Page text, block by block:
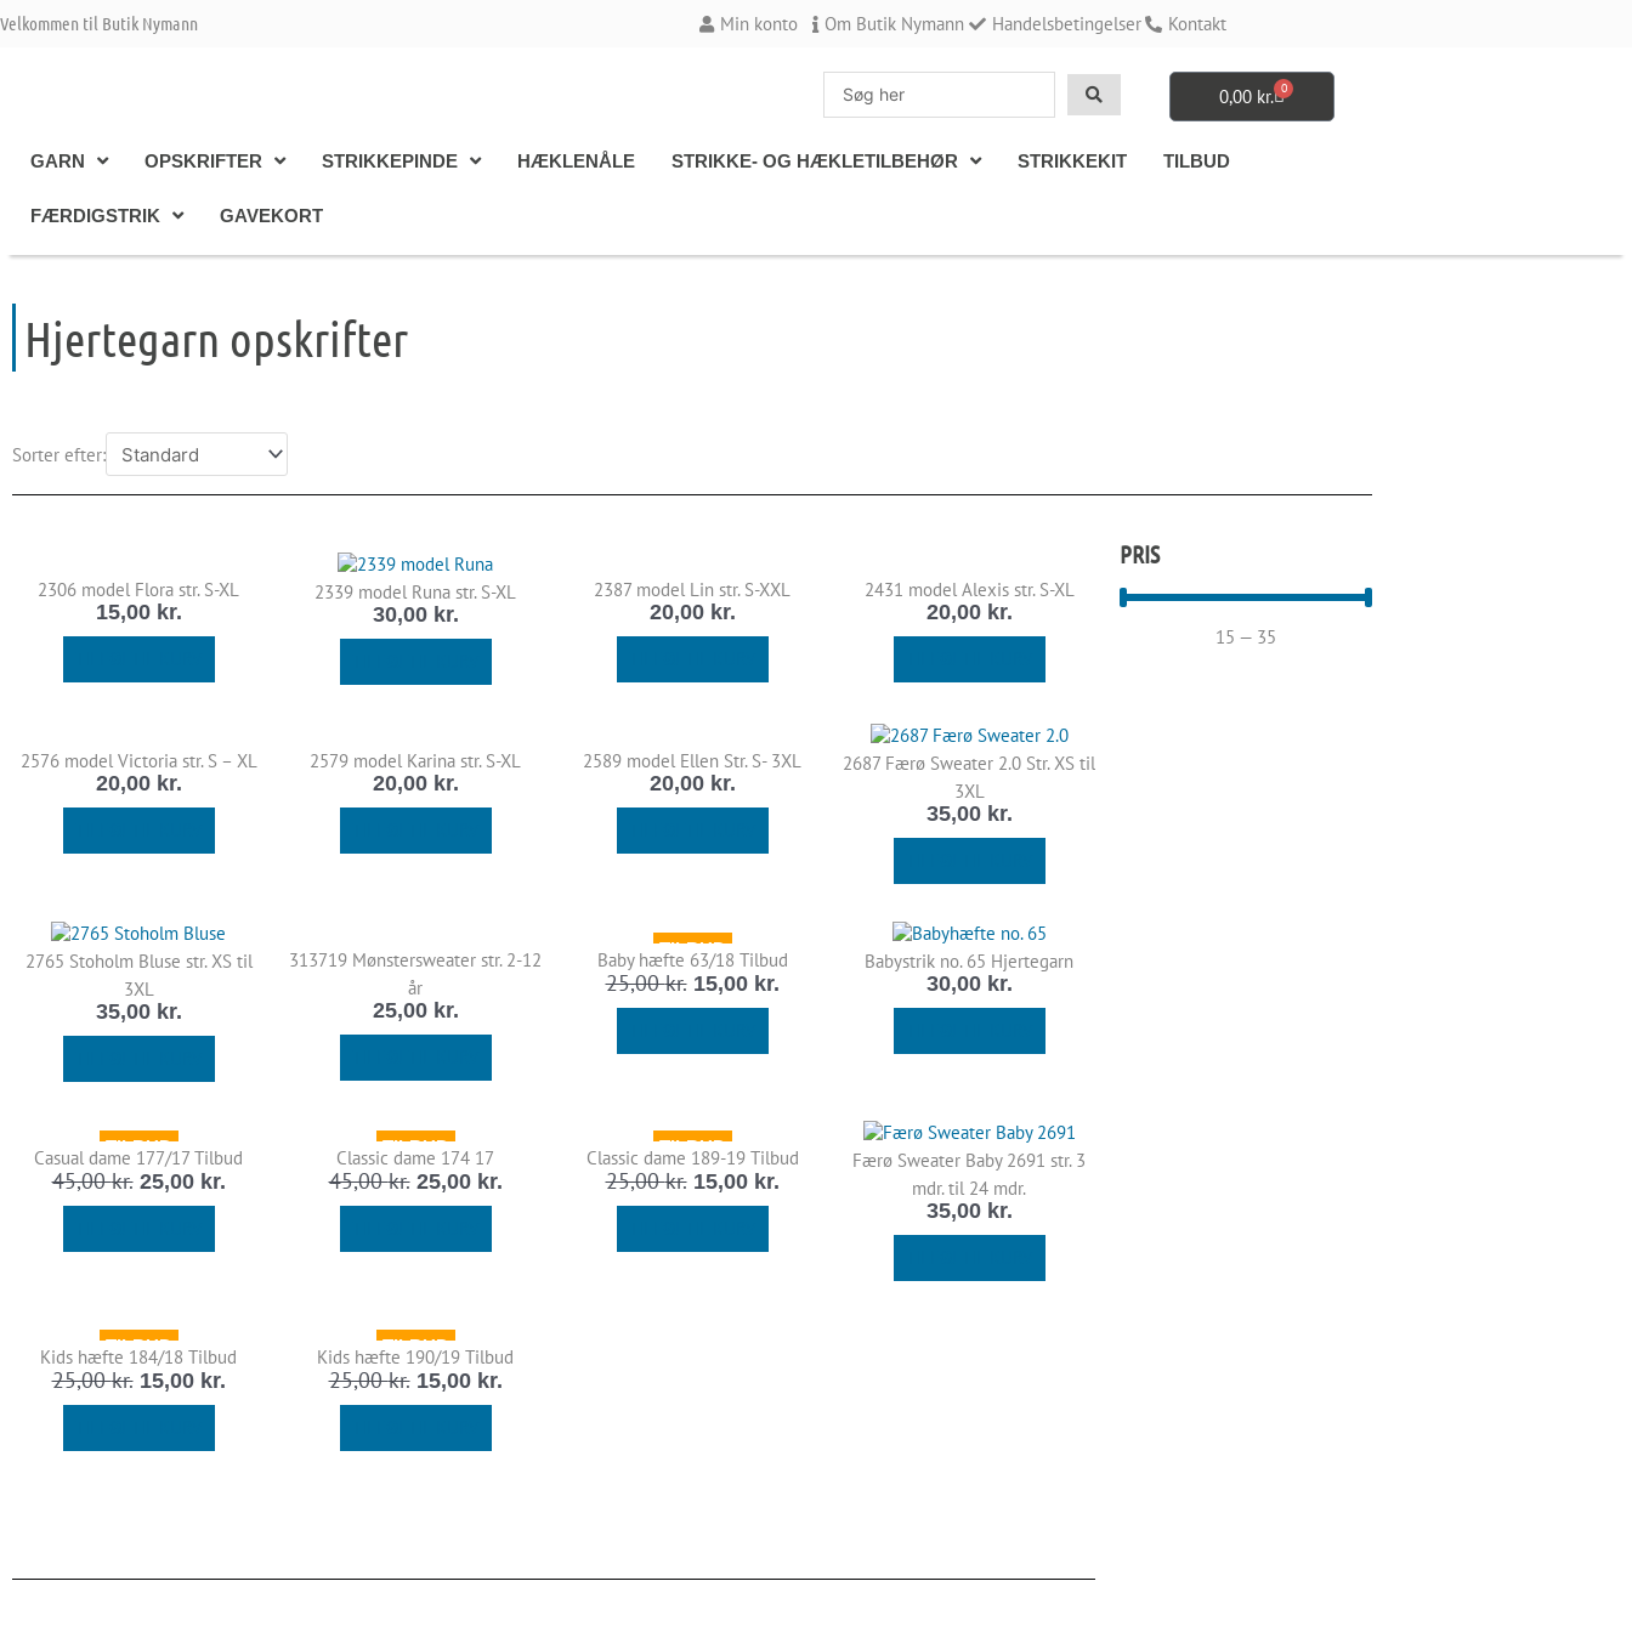
til
Velkommen til Butik Nymann Min konto Om Butik Nymann Handelsbetingelser Kontakt
Search
0,00 kr. 0
Kurv
GARN OPSKRIFTER STRIKKEPINDE HÆKLENÅLE STRIKKE- OG HÆKLETILBEHØR STRIKKEKIT TILBUD
FÆRDIGSTRIK GAVEKORT
Hjertegarn opskrifter
Sorter efter:
2306 model Flora str. S-XL
15,00 kr.
2339 model Runa str. S-XL
30,00 kr.
2387 model Lin str. S-XXL
20,00 kr.
2431 model Alexis str. S-XL
20,00 kr.
2576 model Victoria str. S – XL
20,00 kr.
2579 model Karina str. S-XL
20,00 kr.
2589 model Ellen Str. S- 3XL
20,00 kr.
2687 Færø Sweater 2.0 Str. XS til
3XL
35,00 kr.
2765 Stoholm Bluse str. XS til
3XL
35,00 kr.
313719 Mønstersweater str. 2-12
år
25,00 kr.
TILBUD
Baby hæfte 63/18 Tilbud
25,00kr.
Den
oprindelige
pris
var:
15,00 kr.
aktuelle
er:
Babystrik no. 65 Hjertegarn
30,00 kr.
TILBUD
Casual dame 177/17 Tilbud
45,00kr.
Den
oprindelige
pris
var:
25,00 kr.
aktuelle
TILBUD
Classic dame 174 17
45,00kr.
Den
oprindelige
pris
var:
25,00 kr.
TILBUD
Classic dame 189-19 Tilbud
25,00kr.
Den
oprindelige
pris
var:
15,00 kr.
aktuelleFærø Sweater Baby 2691 str. 3
mdr. til 24 mdr.
35,00 kr.
TILBUD
Kids hæfte 184/18 Tilbud
25,00kr.
Den
oprindelige
pris
var:
15,00 kr.
aktuelle
TILBUD
Kids hæfte 190/19 Tilbud
25,00kr.
Den
oprindelige
pris
var:
15,00 kr.
aktuelle
PRIS
15 — 35